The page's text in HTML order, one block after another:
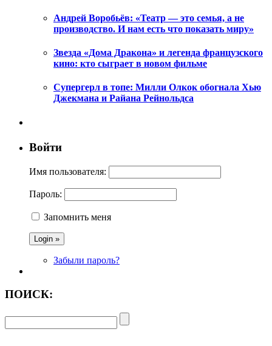
Андрей Воробьёв: «Театр — это семья, а не
производство. И нам есть что показать миру»
Звезда «Дома Дракона» и легенда французского
кино: кто сыграет в новом фильме
Супергерл в топе: Милли Олкок обогнала Хью
Джекмана и Райана Рейнольдса
Войти
Имя пользователя:
Пароль:
Запомнить меня
Забыли пароль?
ПОИСК: